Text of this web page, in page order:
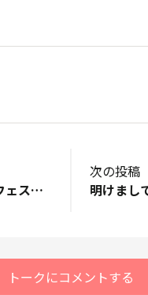
ホノルルマラソン バーチャルビーチフェス完走しました。 マルチ部門にエントリーしていたので 21kmを2回走り、いざ申請しようとしたら… 合計距離が42.18km😵 新年早々15m走り、申請できました。 寝正月の予定が、体を動かすことになり ある意味、よかったです😊
次の投稿
トークにコメントする